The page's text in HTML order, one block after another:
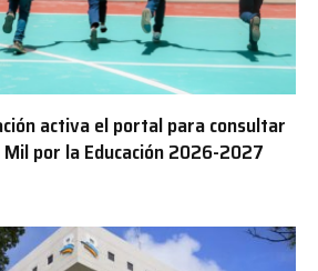
activa el portal para consultar
por la Educación 2026-2027